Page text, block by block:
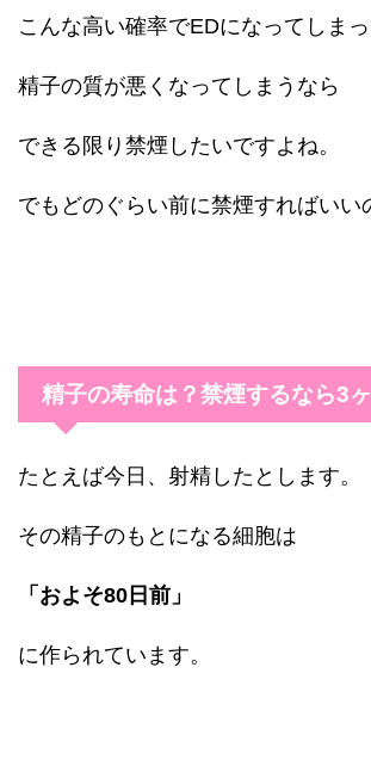
こんな高い確率でEDになってしまっ
精子の質が悪くなってしまうなら
できる限り禁煙したいですよね。
でもどのぐらい前に禁煙すればいい
精子の寿命は？禁煙するなら3
たとえば今日、射精したとします。
その精子のもとになる細胞は
「およそ80日前」
に作られています。